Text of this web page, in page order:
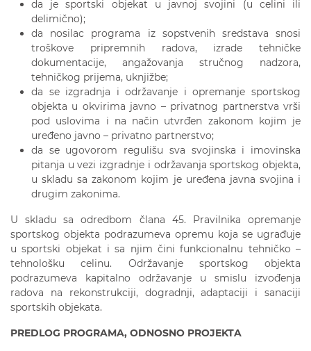
da je sportski objekat u javnoj svojini (u celini ili
delimično);
da nosilac programa iz sopstvenih sredstava snosi
troškove pripremnih radova, izrade tehničke
dokumentacije, angažovanja stručnog nadzora,
tehničkog prijema, uknjižbe;
da se izgradnja i održavanje i opremanje sportskog
objekta u okvirima javno – privatnog partnerstva vrši
pod uslovima i na način utvrđen zakonom kojim je
uređeno javno – privatno partnerstvo;
da se ugovorom regulišu sva svojinska i imovinska
pitanja u vezi izgradnje i održavanja sportskog objekta,
u skladu sa zakonom kojim je uređena javna svojina i
drugim zakonima.
U skladu sa odredbom člana 45. Pravilnika opremanje
sportskog objekta podrazumeva opremu koja se ugrađuje
u sportski objekat i sa njim čini funkcionalnu tehničko –
tehnološku celinu. Održavanje sportskog objekta
podrazumeva kapitalno održavanje u smislu izvođenja
radova na rekonstrukciji, dogradnji, adaptaciji i sanaciji
sportskih objekata.
PREDLOG PROGRAMA, ODNOSNO PROJEKTA